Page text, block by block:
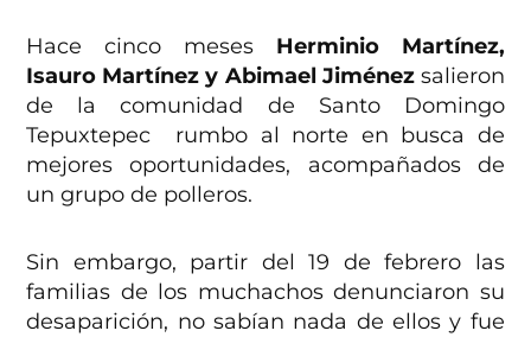
Hace cinco meses Herminio Martínez,
Isauro Martínez y Abimael Jiménezsalieron
de la comunidad de Santo Domingo
Tepuxtepec rumbo al norte en busca de
mejores oportunidades, acompañados de
un grupo de polleros.
Sin embargo, partir del 19 de febrero las
familias de los muchachos denunciaron su
desaparición, no sabían nada de ellos y fue